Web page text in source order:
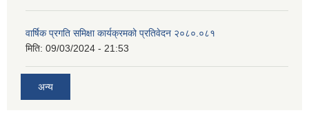
वार्षिक प्रगति समिक्षा कार्यक्रमको प्रतिवेदन २०८०.०८१
मिति: 09/03/2024 - 21:53
अन्य